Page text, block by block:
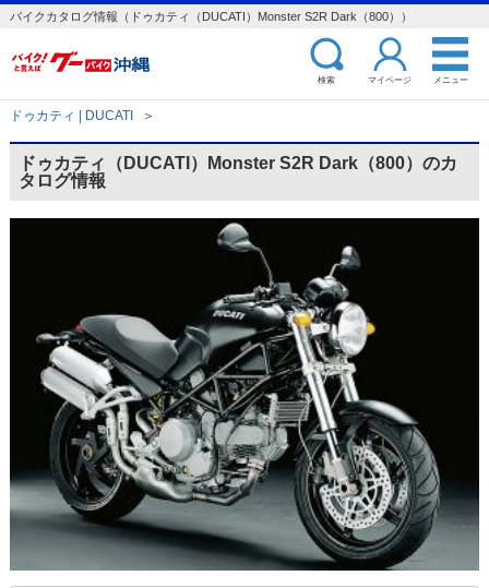
バイクカタログ情報（ドゥカティ（DUCATI）Monster S2R Dark（800））
検索 マイページ メニュー
ドゥカティ | DUCATI ＞
ドゥカティ（DUCATI）Monster S2R Dark（800）のカ
タログ情報